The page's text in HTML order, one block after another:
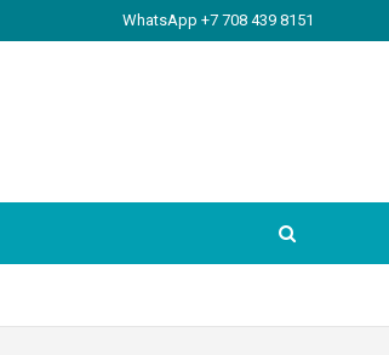
WhatsApp +7 708 439 8151